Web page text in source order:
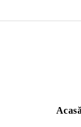
Acasă